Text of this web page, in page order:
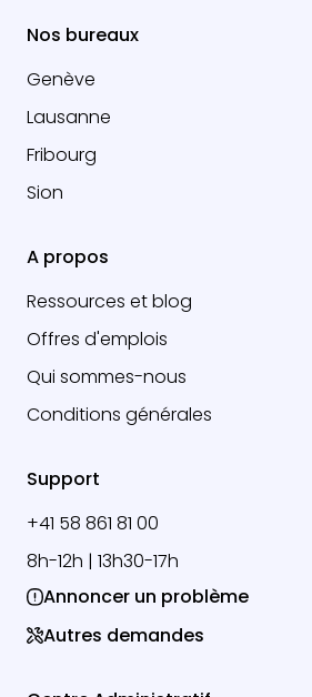
Nos bureaux
Genève
Lausanne
Fribourg
Sion
A propos
Ressources et blog
Offres d'emplois
Qui sommes-nous
Conditions générales
Support
+41 58 861 81 00
8h-12h | 13h30-17h
Annoncer un problème
Autres demandes